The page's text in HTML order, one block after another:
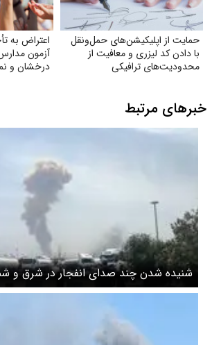
حمایت از اپلیکیشن‌های حمل‌ونقل
با دادن کد لیزری و معافیت از
محدودیت‌های ترافیکی
اعتراض به
آزمون
درخشان و
خبرهای مرتبط
شنیده شدن چند صدای انفجار در شرق و